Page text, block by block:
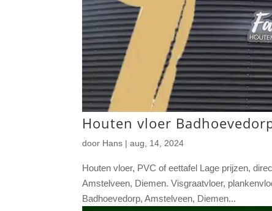
Houten vloer
door Hans |aug, 14, 2024
Houten vloer, PVC of eettafel Lage prijzen,
Amstelveen, Diemen. Visgraatvloer,
Badhoevedorp, Amstelveen, Diemen...